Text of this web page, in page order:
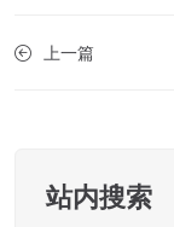
上一篇
站内搜索